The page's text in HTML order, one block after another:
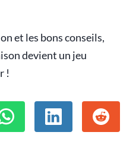
et les bons conseils,
devient un jeu
!